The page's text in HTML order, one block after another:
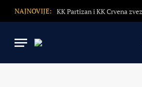
NAJNOVIJE: